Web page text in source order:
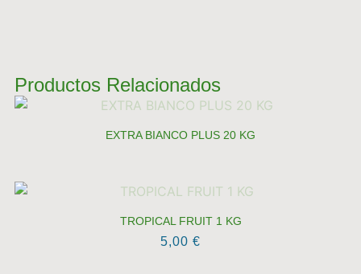
Productos Relacionados
EXTRA BIANCO PLUS 20 KG
TROPICAL FRUIT 1 KG
5,00 €